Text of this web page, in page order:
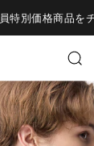
特別価格商品を